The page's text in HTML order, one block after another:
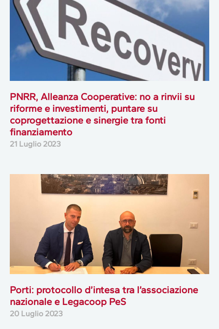
PNRR, Alleanza Cooperative: no a rinvii su
riforme e investimenti, puntare su
coprogettazione e sinergie tra fonti
finanziamento
21 Luglio 2023
Porti: protocollo d’intesa tra l’associazione
nazionale e Legacoop PeS
20 Luglio 2023